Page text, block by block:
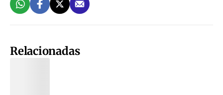
Relacionadas